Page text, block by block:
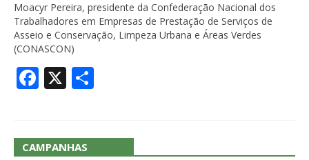
Moacyr Pereira, presidente da Confederação Nacional dos
Trabalhadores em Empresas de Prestação de Serviços de
Asseio e Conservação, Limpeza Urbana e Áreas Verdes
(CONASCON)
Facebook
X
CAMPANHAS